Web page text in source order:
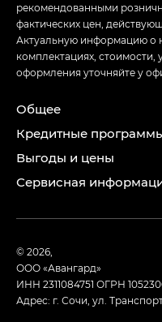
рекомендованными
фактических цен,
Актуальную информацию о
комплектациях, стоимости,
оформления уточняйте у
Общее
Кредитные
Выгоды и цены
Сервисная
© 2026,
ООО «Авангард»
ИНН 2311084751 ОГРН
Адрес: г. Сочи, ул.